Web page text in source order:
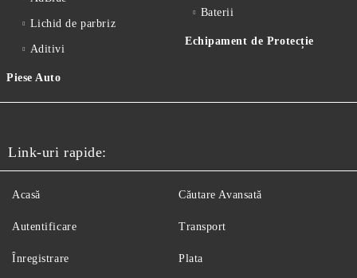
Lichid de parbriz
Aditivi
Piese Auto
Baterii
Echipament de Protecție
Link-uri rapide:
Acasă
Autentificare
Înregistrare
Căutare Avansată
Transport
Plata